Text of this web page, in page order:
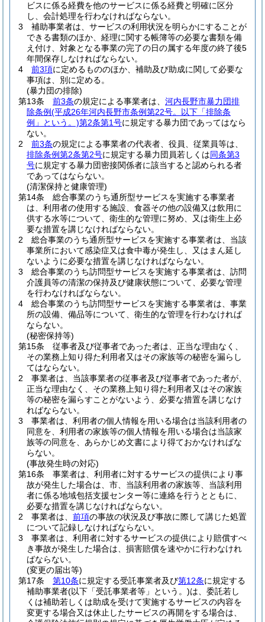
ビスに係る経費を他のサービスに係る経費と明確に区分
し、会計処理を行わなければならない。
3
補助事業者は、サービスの利用状況を明らかにすることが
できる書類のほか、経理に関する帳簿等の必要な書類を備
え付け、対象となる事業の完了の日の属する年度の終了後5
年間保存しなければならない。
4
前3項に定めるもののほか、補助及び助成に関して必要な
事項は、別に定める。
(暴力団の排除)
第13条
前3条の規定による事業者は、 河内長野市暴力団排
除条例(平成26年河内長野市条例第22号。以下「排除条
例」という。)第2条第1号に規定する暴力団であってはなら
ない。
2
前3条の規定による事業者の代表者、役員、従業員等は、
排除条例第2条第2号に規定する暴力団員若しくは同条第3
号に規定する暴力団密接関係者に該当すると認められる者
であってはならない。
(清潔保持と健康管理)
第14条
総合事業のうち通所型サービスを実施する事業者
は、利用者の使用する施設、食器その他の設備又は飲用に
供する水等について、衛生的な管理に努め、又は衛生上必
要な措置を講じなければならない。
2
総合事業のうち通所型サービスを実施する事業者は、当該
事業所において感染症又は食中毒が発生し、又はまん延し
ないように必要な措置を講じなければならない。
3
総合事業のうち訪問型サービスを実施する事業者は、訪問
介護員等の清潔の保持及び健康状態について、必要な管理
を行わなければならない。
4
総合事業のうち訪問型サービスを実施する事業者は、事業
所の設備、備品等について、衛生的な管理を行わなければ
ならない。
(秘密保持等)
第15条
従事者及び従事者であった者は、正当な理由なく、
その業務上知り得た利用者又はその家族等の秘密を漏らし
てはならない。
2
事業者は、当該事業者の従事者及び従事者であった者が、
正当な理由なく、その業務上知り得た利用者又はその家族
等の秘密を漏らすことがないよう、必要な措置を講じなけ
ればならない。
3
事業者は、利用者の個人情報を用いる場合は当該利用者の
同意を、利用者の家族等の個人情報を用いる場合は当該家
族等の同意を、あらかじめ文書により得ておかなければな
らない。
(事故発生時の対応)
第16条
事業者は、利用者に対するサービスの提供により事
故が発生した場合は、市、当該利用者の家族等、当該利用
者に係る地域包括支援センター等に連絡を行うとともに、
必要な措置を講じなければならない。
2
事業者は、 前項の事故の状況及び事故に際して講じた処置
について記録しなければならない。
3
事業者は、利用者に対するサービスの提供により賠償すべ
き事故が発生した場合は、損害賠償を速やかに行わなけれ
ばならない。
(変更の届出等)
第17条
第10条に規定する受託事業者及び第12条に規定する
補助事業者(以下「受託事業者等」という。)は、委託若し
くは補助若しくは助成を受けて実施するサービスの内容を
変更する場合又は休止したサービスの再開をする場合は、